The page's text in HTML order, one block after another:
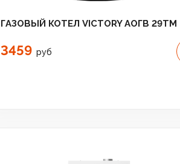
ГАЗОВЫЙ КОТЕЛ VICTORY АОГВ 29TM
3459 руб